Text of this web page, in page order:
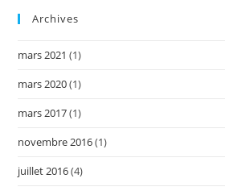
Archives
mars 2021 (1)
mars 2020(1)
mars 2017(1)
novembre 2016(1)
juillet 2016(4)